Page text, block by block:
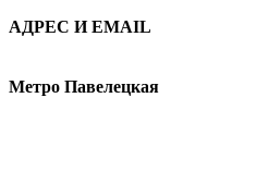
АДРЕС И EMAIL
Метро Павелецкая